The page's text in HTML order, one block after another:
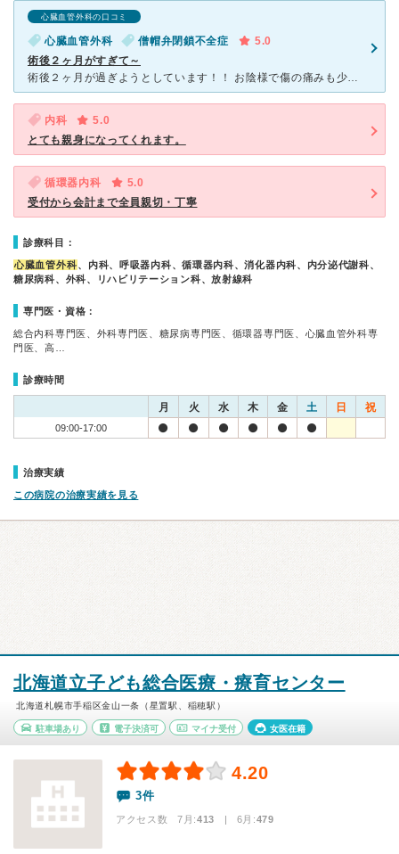
心臓血管外科の口コミ
心臓血管外科 僧帽弁閉鎖不全症
5.0
術後２ヶ月がすぎて～
術後２ヶ月が過ぎようとしています！！ お陰様で傷の痛みも少し和らいできています！！ 手術を受ける時は不安だらけで・・地元からも離れての入院だったので 心が落ち着かない日々を送っていました・・
内科
5.0
とても親身になってくれます。
循環器内科
5.0
受付から会計まで全員親切・丁寧
診療科目：
心臓血管外科、内科、呼吸器内科、循環器内科、消化器内科、内分泌代謝科、
糖尿病科、外科、リハビリテーション科、放射線科
専門医・資格：
総合内科専門医、外科専門医、糖尿病専門医、循環器専門医、心臓血管外科専
門医、高…
診療時間
月 火 水 木 金 土 日 祝
09:00-17:00
治療実績
この病院の治療実績を見る
北海道立子ども総合医療・療育センター
北海道札幌市手稲区金山一条（星置駅、稲穂駅）
駐車場あり 電子決済可 マイナ受付 女医在籍
4.20
3件
アクセス数 7月:413 | 6月:479